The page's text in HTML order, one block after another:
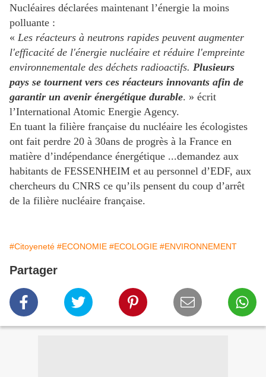
Nucléaires déclarées maintenant l’énergie la moins
polluante :
« Les réacteurs à neutrons rapides peuvent augmenter
l'efficacité de l'énergie nucléaire et réduire l'empreinte
environnementale des déchets radioactifs. Plusieurs
pays se tournent vers ces réacteurs innovants afin de
garantir un avenir énergétique durable. » écrit
l’International Atomic Energie Agency.
En tuant la filière française du nucléaire les écologistes
ont fait perdre 20 à 30ans de progrès à la France en
matière d’indépendance énergétique ...demandez aux
habitants de FESSENHEIM et au personnel d’EDF, aux
chercheurs du CNRS ce qu’ils pensent du coup d’arrêt
de la filière nucléaire française.
#Citoyeneté #ECONOMIE #ECOLOGIE #ENVIRONNEMENT
Partager